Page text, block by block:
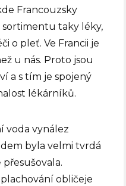
Francouzsky
taky léky,
o pleť. Ve Francii je
u nás. Proto jsou
a s tím je spojený
lékárníků.
voda vynález
byla velmi tvrdá
obličeje